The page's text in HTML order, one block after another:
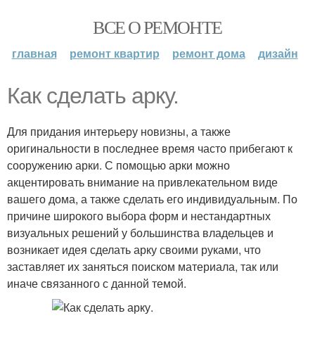
ВСЕ О РЕМОНТЕ
главная ремонт квартир ремонт дома дизайн
Как сделать арку.
Для придания интерьеру новизны, а также
оригинальности в последнее время часто прибегают к
сооружению арки. С помощью арки можно
акцентировать внимание на привлекательном виде
вашего дома, а также сделать его индивидуальным. По
причине широкого выбора форм и нестандартных
визуальных решений у большинства владельцев и
возникает идея сделать арку своими руками, что
заставляет их заняться поиском материала, так или
иначе связанного с данной темой.